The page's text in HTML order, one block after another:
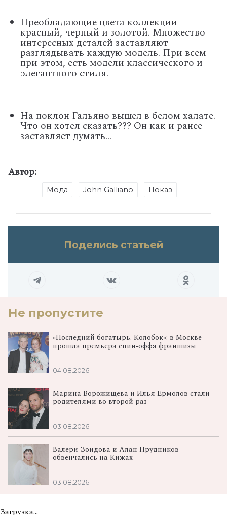
Преобладающие цвета коллекции
красный, черный и золотой. Множество
интересных деталей заставляют
разглядывать каждую модель. При всем
при этом, есть модели классического и
элегантного стиля.
На поклон Гальяно вышел в белом халате.
Что он хотел сказать??? Он как и ранее
заставляет думать...
Автор:
Мода John Galliano Показ
Поделись статьей
Не пропустите
«Последний богатырь. Колобок»: в Москве
прошла премьера спин‑оффа франшизы
04.08.2026
Марина Ворожищева и Илья Ермолов стали
родителями во второй раз
03.08.2026
Валери Зоидова и Алан Прудников
обвенчались на Кижах
03.08.2026
Загрузка...